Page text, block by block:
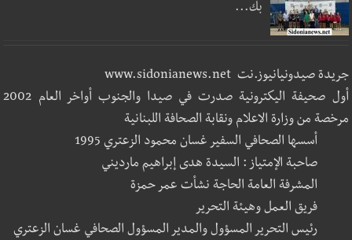
بك...
جريدة صيدونيانيوز.نت www.sidonianews.net
أول صحيفة اليكترونية صدرت في صيدا والجنوب أواخر العام 2002
مرخصة من وزارة الاعلام ونقابة الصحافة اللبنانية
أسسها الصحافي السفير غسان محمود الزعتري 1995
صاحبة الإمتياز : السيدة هدى إبراهيم مارديني
المشرفة العامة الحاجة نشأت عمر حمزة
فريق العمل وهيئة التحرير
رئيس التحرير المسؤول والمدير المسؤول الصحافي غسان الزعتري